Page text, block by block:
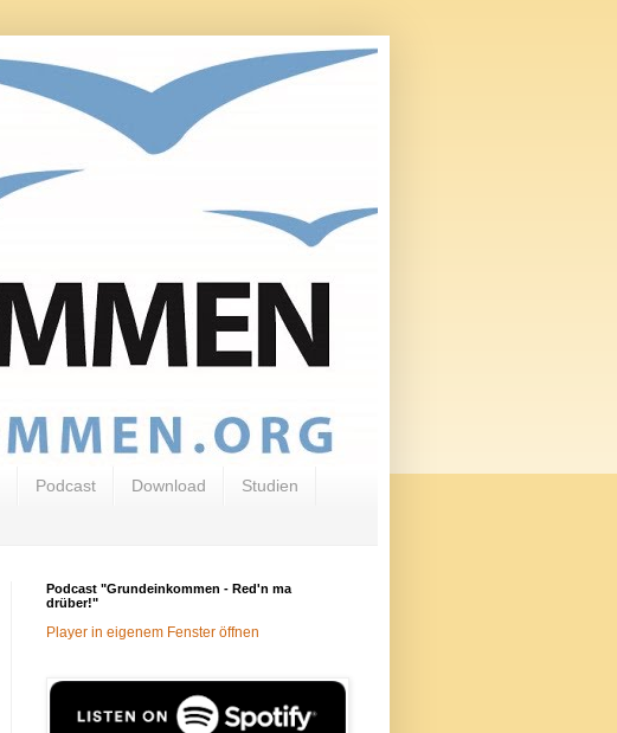
Podcast Download Studien
Podcast "Grundeinkommen - Red'n ma
drüber!"
Player in eigenem Fenster öffnen